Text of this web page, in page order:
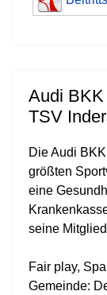
Audi
TSV
Die Audi
größten
eine
seine
Fair play,
Gemeinde: